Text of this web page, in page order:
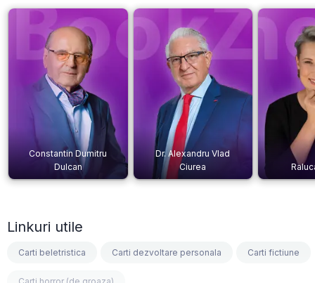
Constantin Dumitru
Dulcan
Dr. Alexandru Vlad
Ciurea
Linkuri utile
Carti beletristica Carti dezvoltare personala Carti fictiune